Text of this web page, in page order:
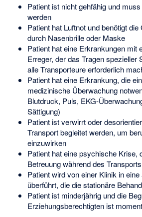
Patient ist nicht gehfähig und
werden
Patient hat Luftnot und benötigt
durch Nasenbrille oder Maske
Patient hat eine Erkrankungen mit
Erreger, der das Tragen spezieller
alle Transporteure erforderlich
Patient hat eine Erkrankung, die
medizinische Überwachung
Blutdruck, Puls, EKG-
Sättigung)
Patient ist verwirrt oder
Transport begleitet werden, um
einzuwirken
Patient hat eine psychische Krise,
Betreuung während des
Patient wird von einer Klinik in
überführt, die die stationäre
Patient ist minderjährig und die
Erziehungsberechtigten ist